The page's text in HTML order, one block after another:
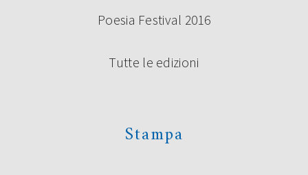
Poesia Festival 2016
Tutte le edizioni
Stampa